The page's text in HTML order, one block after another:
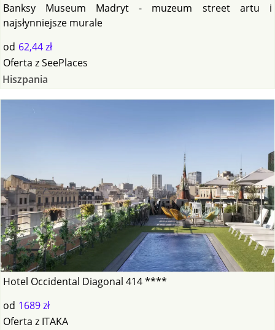
Banksy Museum Madryt - muzeum street artu i
najsłynniejsze murale
od 62,44 zł
Oferta zSeePlaces
Hiszpania
Hotel Occidental Diagonal 414 ****
od 1689 zł
Oferta z ITAKA